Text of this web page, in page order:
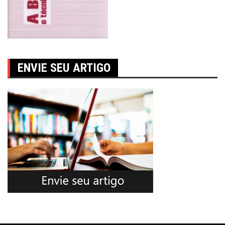
ENVIE SEU ARTIGO